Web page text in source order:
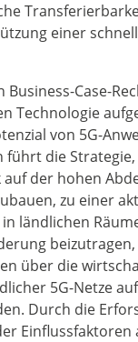
einer
Business-Case-
Technologie
von 5G-
führt die
der hohen
zu einer
ländlichen
beizutragen,
über die
5G-Netze
Durch die
Einflussfaktoren